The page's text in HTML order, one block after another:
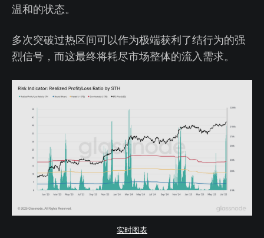
温和的状态。
多次突破过热区间可以作为极端获利了结行为的强
烈信号，而这最终将耗尽市场整体的流入需求。
实时图表